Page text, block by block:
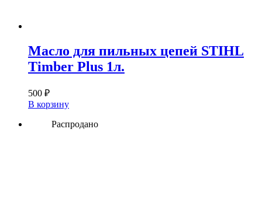
Масло для пильных цепей STIHL
Timber Plus 1л.
500 ₽
В корзину
Распродано